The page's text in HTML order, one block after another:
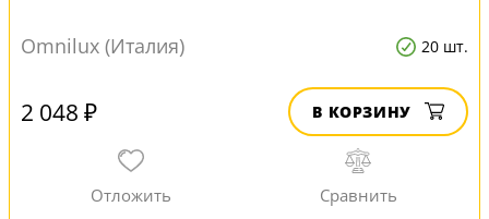
Omnilux (Италия) 20 шт.
2 048 ₽ В КОРЗИНУ